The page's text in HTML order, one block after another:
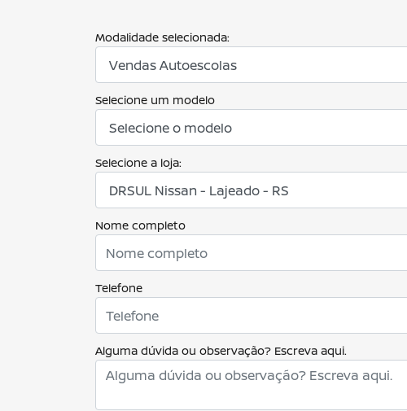
Modalidade selecionada:
Selecione um modelo
Selecione a loja:
Nome completo
Telefone
Alguma dúvida ou observação? Escreva aqui.